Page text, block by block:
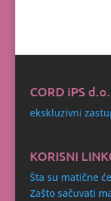
CORD iPS
ekskluzivni
KORISNI
Šta su matične
Zašto sačuvati